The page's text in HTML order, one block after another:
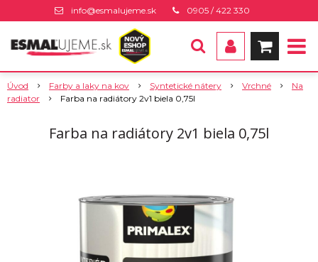
info@esmalujeme.sk 0905 / 422 330
Úvod Farby a laky na kov Syntetické nátery Vrchné
Na
radiator
Farba na radiátory 2v1 biela 0,75l
Farba na radiátory 2v1 biela 0,75l